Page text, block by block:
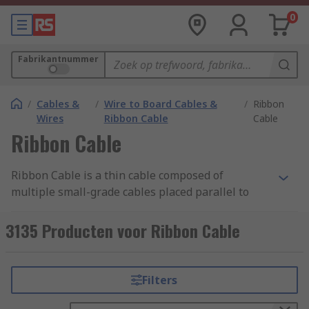
0
Fabrikantnummer
/ Cables &
Wires
/ Wire to Board Cables &
Ribbon Cable
/ Ribbon
Cable
Ribbon Cable
Ribbon Cable is a thin cable composed of
multiple small-grade cables placed parallel to
they form a wide flat cable resembling a piece of
ribbon.
Types of Ribbon Cable
3135 Producten voor Ribbon Cable
Filters